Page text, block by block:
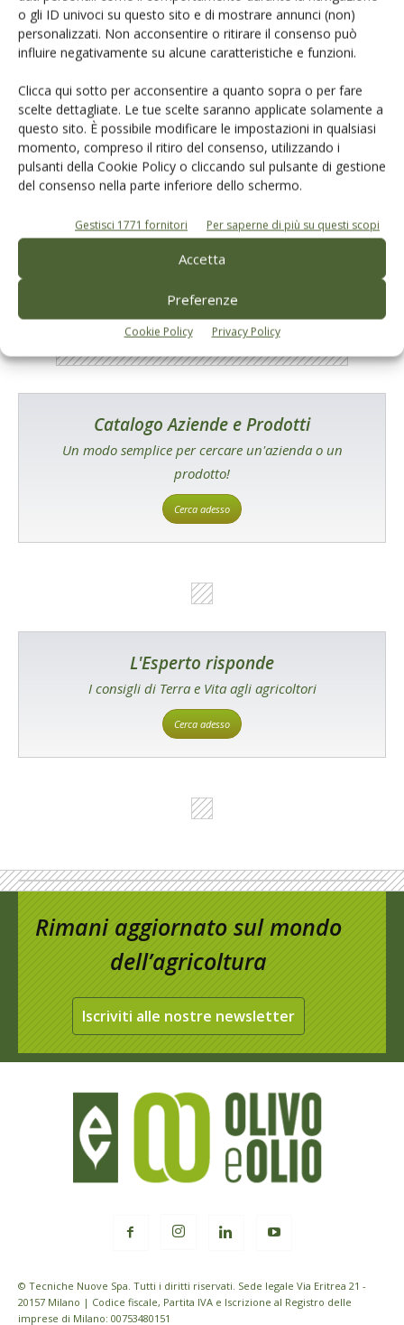
o gli ID univoci su questo sito e di mostrare annunci (non)
personalizzati. Non acconsentire o ritirare il consenso può
influire negativamente su alcune caratteristiche e funzioni.
Clicca qui sotto per acconsentire a quanto sopra o per fare
scelte dettagliate. Le tue scelte saranno applicate solamente a
questo sito. È possibile modificare le impostazioni in qualsiasi
momento, compreso il ritiro del consenso, utilizzando i
pulsanti della Cookie Policy o cliccando sul pulsante di gestione
del consenso nella parte inferiore dello schermo.
Gestisci 1771 fornitori Per saperne di più su questi scopi
Accetta
Preferenze
Cookie Policy Privacy Policy
maggiore consapevolezza entomologica, insita nell’approccio del
coltivatore biologico, consentono ottimi risultati quali-quantitativi ed
economici nella difesa
1 2 3
E-magazine
Tecniche, prodotti e servizi dalle aziende
Catalogo Aziende e Prodotti
Un modo semplice per cercare un'azienda o un
prodotto!
Cerca adesso
L'Esperto risponde
I consigli di Terra e Vita agli agricoltori
Cerca adesso
Rimani aggiornato sul mondo
dell’agricoltura
Iscriviti alle nostre newsletter
© Tecniche Nuove Spa. Tutti i diritti riservati. Sede legale Via Eritrea 21 -
20157 Milano | Codice fiscale, Partita IVA e Iscrizione al Registro delle
imprese di Milano: 00753480151